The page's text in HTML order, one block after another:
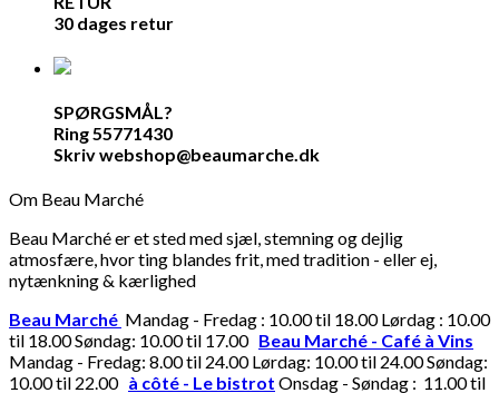
30 dages retur
SPØRGSMÅL?
Ring 55771430
Skriv webshop@beaumarche.dk
Om Beau Marché
Beau Marché er et sted med sjæl, stemning og dejlig
atmosfære, hvor ting blandes frit, med tradition - eller ej,
nytænkning & kærlighed
Beau Marché Mandag - Fredag : 10.00 til 18.00 Lørdag : 10.00
til 18.00 Søndag: 10.00 til 17.00 Beau Marché - Café à Vins
Mandag - Fredag: 8.00 til 24.00 Lørdag: 10.00 til 24.00 Søndag:
10.00 til 22.00 à côté - Le bistrot Onsdag - Søndag : 11.00 til